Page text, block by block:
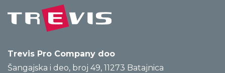
Trevis Pro Company doo
Šangajska i deo, broj 49, 11273 Batajnica